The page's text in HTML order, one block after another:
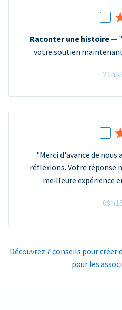
Raconter une histoire —
votre soutien
"Merci d'avance de
réflexions. Votre réponse
meilleure expérience
Découvrez 7 conseils pour
pour les